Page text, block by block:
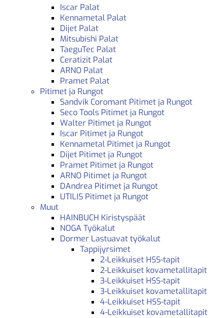
Iscar Palat
Kennametal Palat
Dijet Palat
Mitsubishi Palat
TaeguTec Palat
Ceratizit Palat
ARNO Palat
Pramet Palat
Pitimet ja Rungot
Sandvik Coromant Pitimet ja Rungot
Seco Tools Pitimet ja Rungot
Walter Pitimet ja Rungot
Iscar Pitimet ja Rungot
Kennametal Pitimet ja Rungot
Dijet Pitimet ja Rungot
Pramet Pitimet ja Rungot
ARNO Pitimet ja Rungot
DAndrea Pitimet ja Rungot
UTILIS Pitimet ja Rungot
Muut
HAINBUCH Kiristyspäät
NOGA Työkalut
Dormer Lastuavat työkalut
Tappijyrsimet
2-Leikkuiset HSS-tapit
2-Leikkuiset kovametallitapit
3-Leikkuiset HSS-tapit
3-Leikkuiset kovametallitapit
4-Leikkuiset HSS-tapit
4-Leikkuiset kovametallitapit